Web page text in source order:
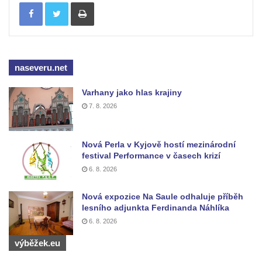
Socha Roháč v ZOO Hluboká
Socha Mystik v ZOO Hluboká
čp. 69/1 v Českých Budějovicích
Socha Jana Valeria Jirsíka u Černé věže v
Českých Budějovicích
Socha Krista klesajícího pod křížem u
Budějovicích
Socha svatého Jana Nepomuckého u
Budějovicích
Socha S tebou v parku na Senovážném
náměstí v Českých Budějovicích
Socha Tornádo v parku na Senovážném
naseveru.net
Varhany jako hlas krajiny
7. 8. 2026
Nová Perla v Kyjově hostí mezinárodní
festival Performance v časech krizí
6. 8. 2026
Nová expozice Na Saule odhaluje příběh
lesního adjunkta Ferdinanda Náhlíka
6. 8. 2026
výběžek.eu